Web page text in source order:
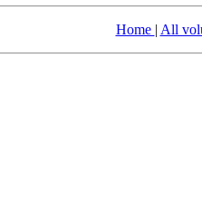
Home | All